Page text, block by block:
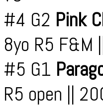
#4 G2 Pink
8yo R5
#5 G1
R5 open ||